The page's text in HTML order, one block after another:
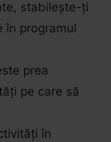
stabilește-ți
în programul
prea
pe care să
în